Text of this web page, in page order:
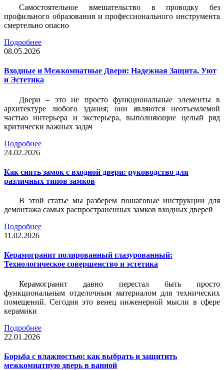
Самостоятельное вмешательство в проводку без
профильного образования и профессионального инструмента
смертельно опасно
Подробнее
08.05.2026
Входные и Межкомнатные Двери: Надежная Защита, Уют
и Эстетика
Двери – это не просто функциональные элементы в
архитектуре любого здания; они являются неотъемлемой
частью интерьера и экстерьера, выполняющие целый ряд
критически важных задач
Подробнее
24.02.2026
Как снять замок с входной двери: руководство для
различных типов замков
В этой статье мы разберем пошаговые инструкции для
демонтажа самых распространенных замков входных дверей
Подробнее
11.02.2026
Керамогранит полированный глазурованный:
Технологическое совершенство и эстетика
Керамогранит давно перестал быть просто
функциональным отделочным материалом для технических
помещений. Сегодня это венец инженерной мысли в сфере
керамики
Подробнее
22.01.2026
Борьба с влажностью: как выбрать и защитить
межкомнатную дверь в ванной